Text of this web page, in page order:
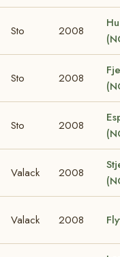
Sto 2008
Sto 2008
Sto 2008
Valack 2008
Valack 2008